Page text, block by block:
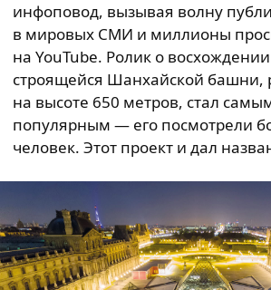
инфоповод, вызывая волну
в мировых СМИ и миллионы
на YouTube. Ролик о
строящейся Шанхайской башни,
на высоте 650 метров, стал
популярным — его посмотрели
человек. Этот проект и дал